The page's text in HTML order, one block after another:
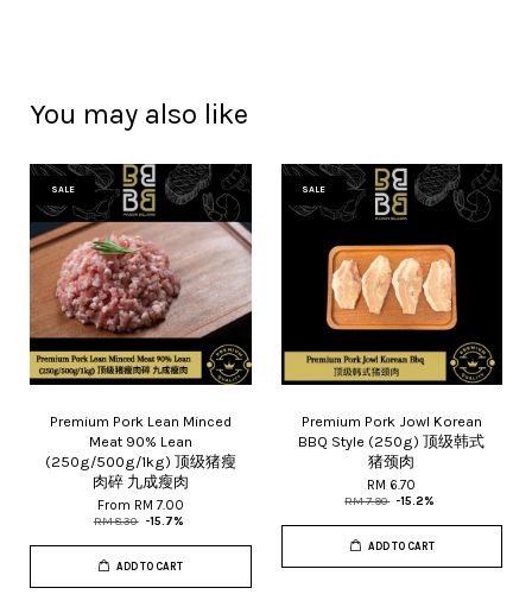
You may also like
SALE
Premium Pork Lean Minced
Meat 90% Lean
(250g/500g/1kg) 顶级猪瘦
肉碎 九成瘦肉
From RM 7.00
RM 8.30 -15.7%
ADD TO CART
SALE
Premium Pork Jowl Korean
BBQ Style (250g) 顶级韩式
猪颈肉
RM 6.70
RM 7.90 -15.2%
ADD TO CART